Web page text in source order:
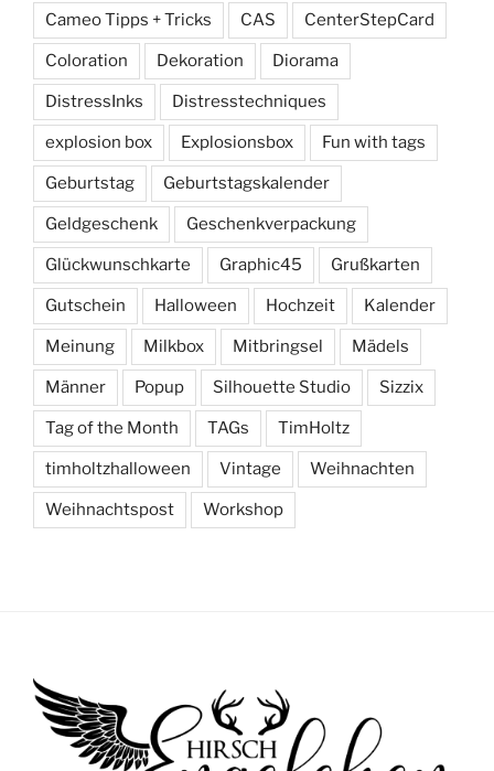
Cameo Tipps + Tricks CAS CenterStepCard
Coloration Dekoration Diorama
DistressInks Distresstechniques
explosion box Explosionsbox Fun with tags
Geburtstag Geburtstagskalender
Geldgeschenk Geschenkverpackung
Glückwunschkarte Graphic45 Grußkarten
Gutschein Halloween Hochzeit Kalender
Meinung Milkbox Mitbringsel Mädels
Männer Popup Silhouette Studio Sizzix
Tag of the Month TAGs TimHoltz
timholtzhalloween Vintage Weihnachten
Weihnachtspost Workshop